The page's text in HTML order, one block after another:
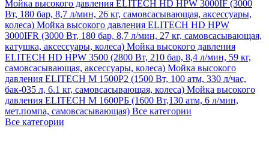
Мойка высокого давления ELITECH HD HPW 3000IF (3000
Вт, 180 бар, 8,7 л/мин, 26 кг, самовсасывающая, аксессуары,
колеса) Мойка высокого давления ELITECH HD HPW
3000IFR (3000 Вт, 180 бар, 8,7 л/мин, 27 кг, самовсасывающая,
катушка, аксессуары, колеса) Мойка высокого давления
ELITECH HD HPW 3500 (2800 Вт, 210 бар, 8,4 л/мин, 59 кг,
самовсасывающая, аксессуары, колеса) Мойка высокого
давления ELITECH M 1500P2 (1500 Вт, 100 атм, 330 л/час,
бак-035 л, 6.1 кг, самовсасывающая, колеса) Мойка высокого
давления ELITECH М 1600РБ (1600 Вт,130 атм, 6 л/мин,
мет.помпа, самовсасывающая) Все категории
Все категории